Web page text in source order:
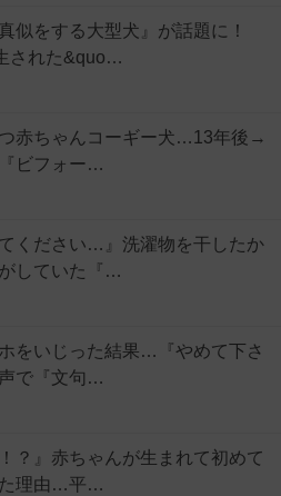
似をする大型犬』が話題に！
された&quo…
赤ちゃんコーギー犬…13年後→
ビフォー…
ください…』洗濯物を干したか
していた『…
をいじった結果…『やめて下さ
で『文句…
？』赤ちゃんが生まれて初めて
た理由…平…